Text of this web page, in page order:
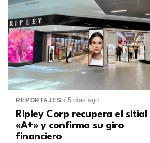
REPORTAJES / 5 días ago
Ripley Corp recupera el sitial
«A+» y confirma su giro
financiero